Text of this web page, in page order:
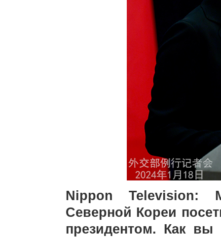
Nippon Television:
Северной Кореи
президентом. Как вы